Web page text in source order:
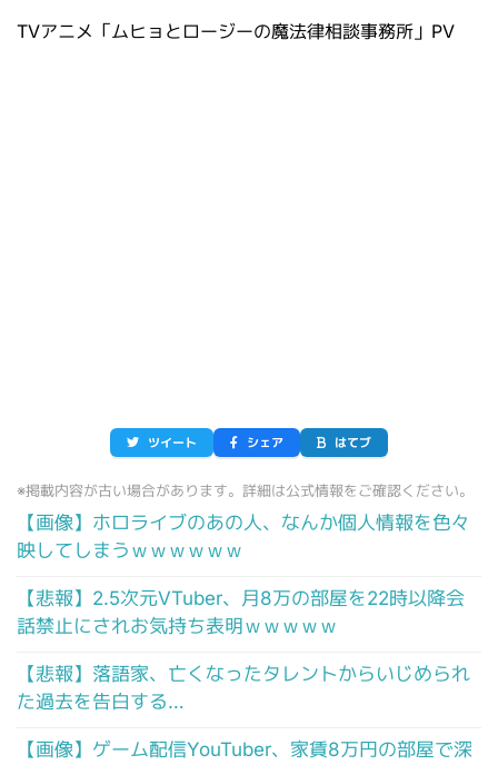
TVアニメ「ムヒョとロージーの魔法律相談事務所」PV
ツイート シェア はてブ
※掲載内容が古い場合があります。詳細は公式情報をご確認ください。
【画像】ホロライブのあの人、なんか個人情報を色々
映してしまうｗｗｗｗｗｗ
【悲報】2.5次元VTuber、月8万の部屋を22時以降会
話禁止にされお気持ち表明ｗｗｗｗｗ
【悲報】落語家、亡くなったタレントからいじめられ
た過去を告白する…
【画像】ゲーム配信YouTuber、家賃8万円の部屋で深